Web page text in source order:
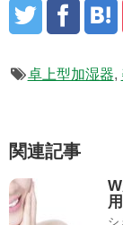
卓上型加湿器,
関連記事
シ